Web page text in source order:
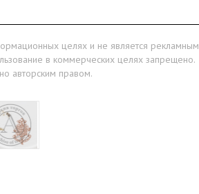
целях и не является рекламным
в коммерческих целях запрещено.
авторским правом.